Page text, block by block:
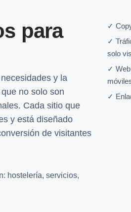
para
y la
no solo son
Cada sitio que
y está diseñado
de visitantes
hostelería, servicios,
✓
✓
solo
✓ Web
✓